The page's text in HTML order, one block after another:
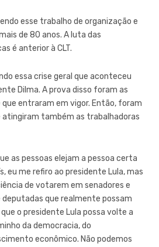
esse trabalho de organização e
de 80 anos. A luta das
é anterior à CLT.
essa crise geral que aconteceu
Dilma. A prova disso foram as
entraram em vigor. Então, foram
também as trabalhadoras
as pessoas elejam a pessoa certa
eu me refiro ao presidente Lula, mas
de votarem em senadores e
que realmente possam
o presidente Lula possa volte a
da democracia, do
econômico. Não podemos